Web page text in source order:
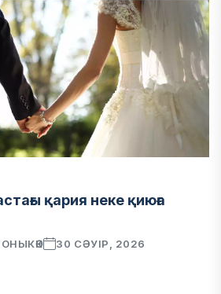
қария неке қиюға
30 СӘУІР, 2026